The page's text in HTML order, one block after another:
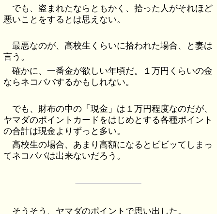
でも、盗まれたならともかく、拾った人がそれほど
悪いことをするとは思えない。
最悪なのが、高校生くらいに拾われた場合、と妻は
言う。
確かに、一番金が欲しい年頃だ。１万円くらいの金
ならネコババするかもしれない。
でも、財布の中の「現金」は１万円程度なのだが、
ヤマダのポイントカードをはじめとする各種ポイント
の合計は現金よりずっと多い。
高校生の場合、あまり高額になるとビビッてしまっ
てネコババは出来ないだろう。
そうそう、ヤマダのポイントで思い出した。